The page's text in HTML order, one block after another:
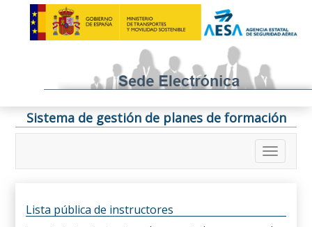
Sistema de gestión de planes de formación
Lista pública de instructores